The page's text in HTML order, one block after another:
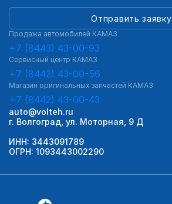
Отправить заявку
Продажа автомобилей КАМАЗ
+7 (8443) 43-00-93
Сервисный центр КАМАЗ
+7 (8442) 43-00-56
Магазин оригинальных запчастей КАМАЗ
+7 (8442) 43-00-43
auto@volteh.ru
г. Волгоград, ул. Моторная, 9 Д
ИНН: 3443091789
ОГРН: 1093443002290